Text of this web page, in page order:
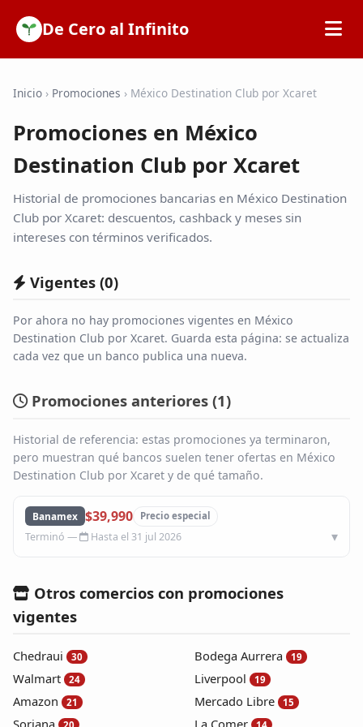
De Cero al Infinito
SOFIPOs
Calculadoras
Tarjetas de Crédito
Promociones
Infinito
Inicio › Promociones › México Destination Club por Xcaret
Promociones en México
Destination Club por Xcaret
Historial de promociones bancarias en México Destination
Club por Xcaret: descuentos, cashback y meses sin
intereses con términos verificados.
Vigentes (0)
Por ahora no hay promociones vigentes en México
Destination Club por Xcaret. Guarda esta página: se actualiza
cada vez que un banco publica una nueva.
Promociones anteriores (1)
Historial de referencia: estas promociones ya terminaron,
pero muestran qué bancos suelen tener ofertas en México
Destination Club por Xcaret y de qué tamaño.
Banamex $39,990 Precio especial
Hasta el 31 jul 2026
Otros comercios con promociones
vigentes
Chedraui 30
Walmart 24
Amazon 21
Soriana 20
Bodega Aurrera 19
Liverpool 19
Mercado Libre 15
La Comer 14